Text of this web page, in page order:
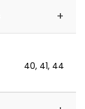
+
40, 41, 44